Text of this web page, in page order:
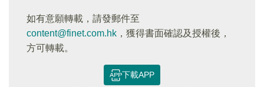
如有意願轉載，請發郵件至
content@finet.com.hk ，獲得書面確認及授權後，
方可轉載。
下載APP